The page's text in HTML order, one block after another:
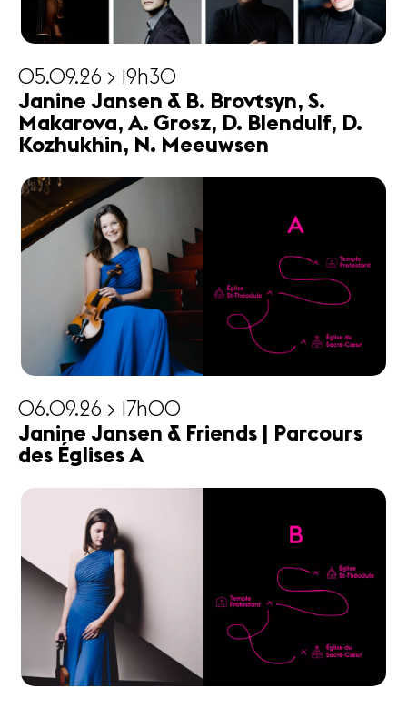
05.09.26 > 19h30
Janine Jansen & B. Brovtsyn, S.
Makarova, A. Grosz, D. Blendulf, D.
Kozhukhin, N. Meeuwsen
06.09.26 > 17h00
Janine Jansen & Friends | Parcours
des Églises A